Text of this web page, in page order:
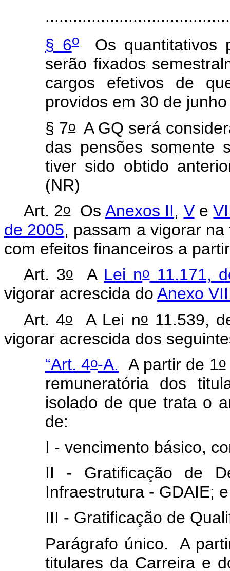
§ 6oOs quantitativos
serão fixados
cargos efetivos de
providos em 30 de
§ 7oA GQ será
das pensões somente
tiver sido obtido
(NR)
Art. 2oOs Anexos II, Ve
de 2005, passam a vigorar
com efeitos financeiros a
Art. 3oA Lei no11.171,
vigorar acrescida do Anexo
Art. 4oA Lei no11.539,
vigorar acrescida dos
“Art. 4o-A. A partir de 1o
remuneratória dos
isolado de que trata o
de:
I - vencimento básico,
II - Gratificação de
Infraestrutura - GDAIE; e
III - Gratificação de
Parágrafo único. A
titulares da Carreira e